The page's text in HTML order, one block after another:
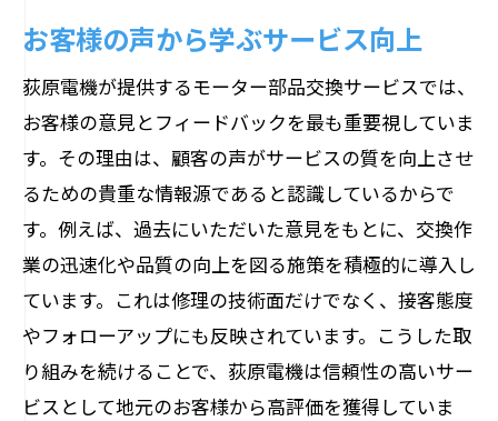
る理由
地域で培った経験と知識
お客様のニーズに合わせたカスタマイズ
高品質部品の使用
保証とアフターケアの充実
透明性のある料金設定
お客様満足度の向上への取り組み
モーター部品交換における荻原電機の専門技
術
専門技術者による徹底サポート
お客様の声から学ぶサービス向上
荻原電機が提供するモーター部品交換サービスでは、
お客様の意見とフィードバックを最も重要視していま
す。その理由は、顧客の声がサービスの質を向上させ
るための貴重な情報源であると認識しているからで
す。例えば、過去にいただいた意見をもとに、交換作
業の迅速化や品質の向上を図る施策を積極的に導入し
ています。これは修理の技術面だけでなく、接客態度
やフォローアップにも反映されています。こうした取
り組みを続けることで、荻原電機は信頼性の高いサー
ビスとして地元のお客様から高評価を獲得していま